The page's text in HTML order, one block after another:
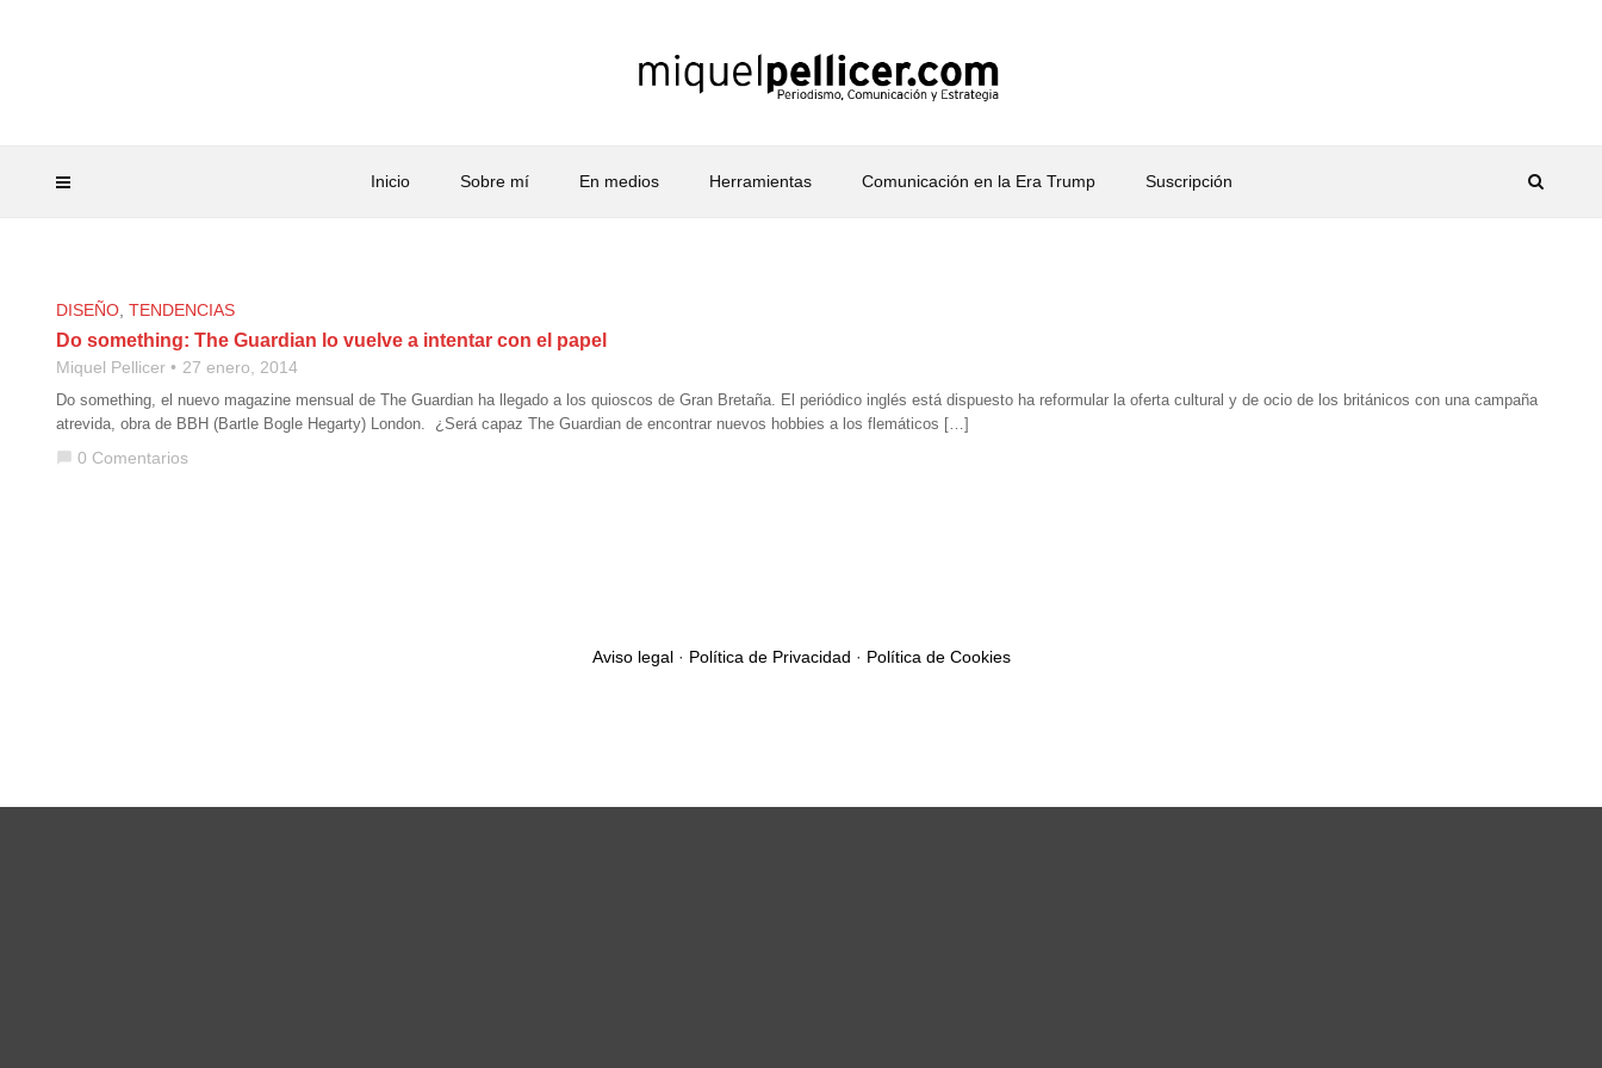
Inicio Sobre mí En medios Herramientas Comunicación en la Era Trump Suscripción
DISEÑO TENDENCIAS
Do something: The Guardian lo vuelve a intentar con el papel
Miquel Pellicer 27 enero, 2014
Do something, el nuevo magazine mensual de The Guardian ha llegado a los quioscos de Gran Bretaña. El periódico inglés está dispuesto ha reformular la oferta cultural y de ocio de los británicos con una campaña
atrevida, obra de BBH (Bartle Bogle Hegarty) London. ¿Será capaz The Guardian de encontrar nuevos hobbies a los flemáticos […]
chat_bubble 0 Comentarios
Aviso legal· Política de Privacidad · Política de Cookies